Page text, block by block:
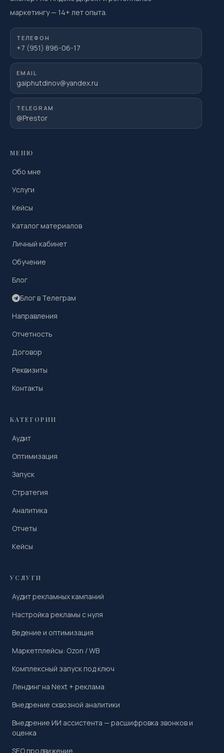
маркетингу— 14+ лет опыта.
ТЕЛЕФОН
+7 (951) 896-06-17
EMAIL
gaiphutdinov@yandex.ru
TELEGRAM
@Prestor
МЕНЮ
Обо мне
Услуги
Кейсы
Каталог материалов
Личный кабинет
Обучение
Блог
Блог в Телеграм
Направления
Отчетность
Договор
Реквизиты
Контакты
КАТЕГОРИИ
Аудит
Оптимизация
Запуск
Стратегия
Аналитика
Отчеты
Кейсы
УСЛУГИ
Аудит рекламных кампаний
Настройка рекламы с нуля
Ведение и оптимизация
Маркетплейсы: Ozon / WB
Комплексный запуск под ключ
Лендинг на Next + реклама
Внедрение сквозной аналитики
Внедрение ИИ ассистента — расшифровка звонков и
оценка
SEO продвижение